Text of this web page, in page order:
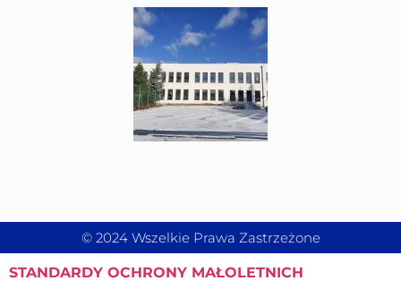
© 2024 Wszelkie Prawa Zastrzeżone
STANDARDY OCHRONY MAŁOLETNICH